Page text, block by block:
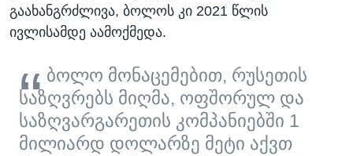
გაახანგრძლივა, ბოლოს კი 2021 წლის
ივლისამდე აამოქმედა.
ბოლო მონაცემებით, რუსეთის
საზღვრებს მიღმა, ოფშორულ და
საზღვარგარეთის კომპანიებში 1
მილიარდ დოლარზე მეტი აქვთ